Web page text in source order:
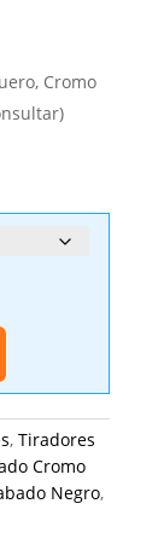
Cromo
, Tiradores
Cromo
Negro,